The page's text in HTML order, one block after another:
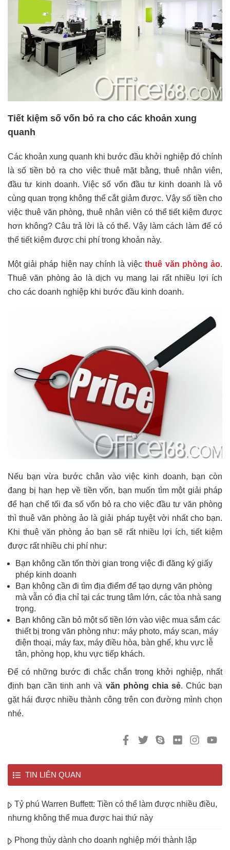
Tiết kiệm số vốn bỏ ra cho các khoản xung
quanh
Các khoản xung quanh khi bước đầu khởi nghiệp đó chính
là số tiền bỏ ra cho việc thuê mặt bằng, thuê nhân viên,
đầu tư kinh doanh. Việc số vốn đầu tư kinh doanh là vô
cùng quan trọng không thể cắt giảm được. Vậy số tiền cho
việc thuê văn phòng, thuê nhân viên có thể tiết kiệm được
hơn không? Câu trả lời là có thể. Vậy làm cách làm để có
thể tiết kiệm được chi phí trong khoản này.
Một giải pháp hiện nay chính là việcthuê văn phòng ảo.
Thuê văn phòng ảo là dịch vụ mang lại rất nhiều lợi ích
cho các doanh nghiệp khi bước đầu kinh doanh.
Nếu bạn vừa bước chân vào việc kinh doanh, bạn còn
đang bị hạn hẹp về tiền vốn, bạn muốn tìm một giải pháp
để hạn chế tối đa số vốn bỏ ra cho việc đầu tư văn phòng
thì thuê văn phòng ảo là giải pháp tuyệt vời nhất cho bạn.
Khi thuê văn phòng ảo bạn sẽ rất nhiều lợi ích, tiết kiệm
được rất nhiều chi phí như:
Bạn không cần tốn thời gian trong việc đi đăng ký giấy
phép kinh doanh
Bạn không cần đi tìm địa điểm để tạo dựng văn phòng
mà vẫn có địa chỉ tại các trung tâm lớn, các tòa nhà sang
trọng.
Bạn không cần bỏ một số tiền lớn vào việc mua sắm các
thiết bị trong văn phòng như: máy photo, máy scan, máy
điện thoại, máy fax, máy điều hòa, bàn ghế, khu vực lễ
tân, phòng họp, khu vực tiếp khách.
Để có những bước đi chắc chắn trong khởi nghiệp, nhất
định bạn cần tinh anh và văn phòng chia sẻ. Chúc bạn
gặt hái được nhiều thành công trên con đường mình chọn
nhé.
TIN LIÊN QUAN
Tỷ phú Warren Buffett: Tiền có thể làm được nhiều điều,
nhưng không thể mua được hai thứ này
Phong thủy dành cho doanh nghiệp mới thành lập